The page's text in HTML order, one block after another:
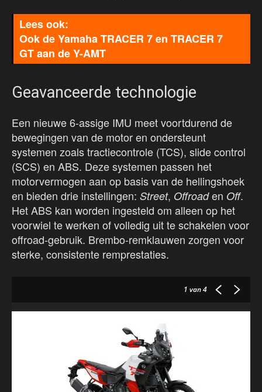
Ook de Yamaha TRACER 7 en TRACER 7
GT aan de Y-AMT
Geavanceerde technologie
Een nieuwe 6-assige IMU meet voortdurend de
bewegingen van de motor en ondersteunt
systemen zoals tractiecontrole (TCS), slide control
(SCS) en ABS. Deze systemen passen het
motorvermogen aan op basis van de hellingshoek
en bieden drie instellingen: Street, Offroaden Off.
Het ABS kan worden ingesteld om alleen op het
voorwiel te werken of volledig uit te schakelen voor
offroad-gebruik. Brembo-remklauwen zorgen voor
sterke, consistente remprestaties.
1 van 4